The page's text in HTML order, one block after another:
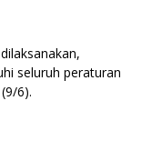
seluruh peraturan
6).